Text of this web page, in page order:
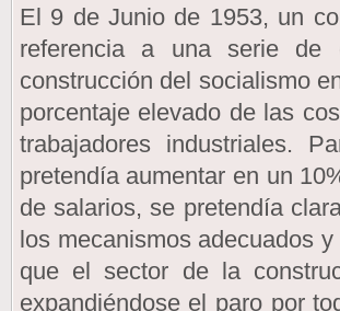
El 9 de Junio de 1953, un
referencia a una serie de
construcción del socialismo
porcentaje elevado de las
trabajadores industriales.
pretendía aumentar en un
de salarios, se pretendía
los mecanismos adecuados
que el sector de la
expandiéndose el paro por